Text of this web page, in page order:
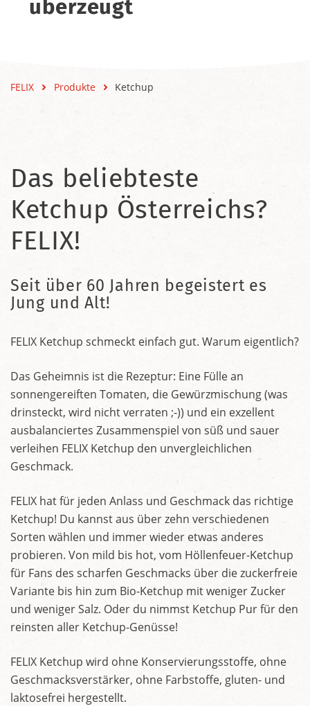
überzeugt
FELIX Produkte Ketchup
Das beliebteste
Ketchup Österreichs?
FELIX!
Seit über 60 Jahren begeistert es
Jung und Alt!
FELIX Ketchup schmeckt einfach gut. Warum eigentlich?
Das Geheimnis ist die Rezeptur: Eine Fülle an
sonnengereiften Tomaten, die Gewürzmischung (was
drinsteckt, wird nicht verraten ;-)) und ein exzellent
ausbalanciertes Zusammenspiel von süß und sauer
verleihen FELIX Ketchup den unvergleichlichen
Geschmack.
FELIX hat für jeden Anlass und Geschmack das richtige
Ketchup! Du kannst aus über zehn verschiedenen
Sorten wählen und immer wieder etwas anderes
probieren. Von mild bis hot, vom Höllenfeuer-Ketchup
für Fans des scharfen Geschmacks über die zuckerfreie
Variante bis hin zum Bio-Ketchup mit weniger Zucker
und weniger Salz. Oder du nimmst Ketchup Pur für den
reinsten aller Ketchup-Genüsse!
FELIX Ketchup wird ohne Konservierungsstoffe, ohne
Geschmacksverstärker, ohne Farbstoffe, gluten- und
laktosefrei hergestellt.